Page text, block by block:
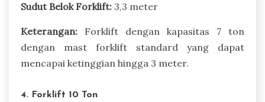
Sudut Belok Forklift: 3,3 meter
Keterangan: Forklift dengan kapasitas 7 ton
dengan mast forklift standard yang dapat
mencapai ketinggian hingga 3 meter.
4. Forklift 10 Ton